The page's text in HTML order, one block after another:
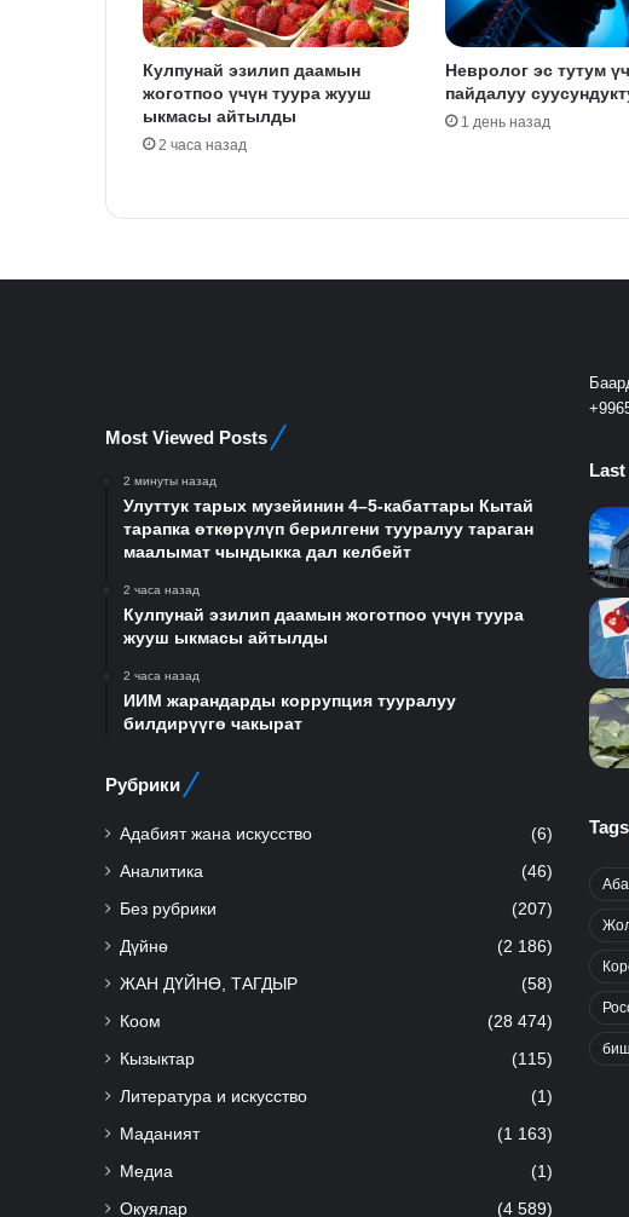
Кулпунай эзилип даамын
жоготпоо үчүн туура жууш
ыкмасы айтылды
2 часа назад
Невролог эс тутум
пайдалуу
1 день назад
Most Viewed Posts
2 минуты назад
Улуттук тарых музейинин 4–5-кабаттары Кытай
тарапка өткөрүлүп берилгени тууралуу тараган
маалымат чындыкка дал келбейт
2 часа назад
Кулпунай эзилип даамын жоготпоо үчүн туура
жууш ыкмасы айтылды
2 часа назад
ИИМ жарандарды коррупция тууралуу
билдирүүгө чакырат
Рубрики
Адабият жана искусство (6)
Аналитика (46)
Без рубрики (207)
Дүйнө (2 186)
ЖАН ДҮЙНӨ, ТАГДЫР (58)
Коом (28 474)
Кызыктар (115)
Литература и искусство (1)
Маданият (1 163)
Медиа (1)
Окуялар (4 589)
Tags